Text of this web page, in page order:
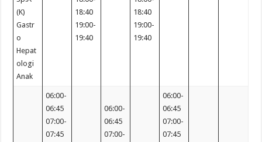
(K)
Gastr
o
Hepat
ologi
Anak
18:40
19:00-
19:40
18:40
19:00-
19:40
06:00-
06:45
07:00-
07:45
06:00-
06:45
07:00-
06:00-
06:45
07:00-
07:45